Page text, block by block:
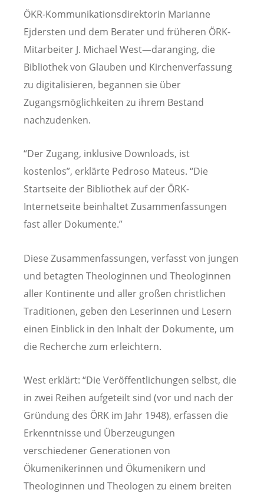
ÖKR-Kommunikationsdirektorin Marianne
Ejdersten und dem Berater und früheren ÖRK-
Mitarbeiter J. Michael West—daranging, die
Bibliothek von Glauben und Kirchenverfassung
zu digitalisieren, begannen sie über
Zugangsmöglichkeiten zu ihrem Bestand
nachzudenken.
“Der Zugang, inklusive Downloads, ist
kostenlos”, erklärte Pedroso Mateus. “Die
Startseite der Bibliothek auf der ÖRK-
Internetseite beinhaltet Zusammenfassungen
fast aller Dokumente.”
Diese Zusammenfassungen, verfasst von jungen
und betagten Theologinnen und Theologinnen
aller Kontinente und aller großen christlichen
Traditionen, geben den Leserinnen und Lesern
einen Einblick in den Inhalt der Dokumente, um
die Recherche zum erleichtern.
West erklärt: “Die Veröffentlichungen selbst, die
in zwei Reihen aufgeteilt sind (vor und nach der
Gründung des ÖRK im Jahr 1948), erfassen die
Erkenntnisse und Überzeugungen
verschiedener Generationen von
Ökumenikerinnen und Ökumenikern und
Theologinnen und Theologen zu einem breiten